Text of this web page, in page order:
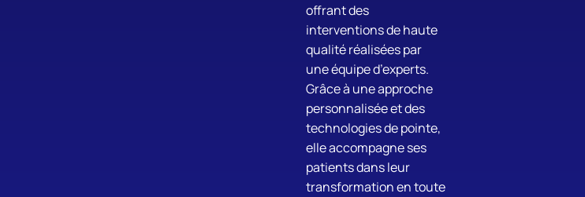
offrant des
interventions de haute
qualité réalisées par
une équipe d’experts.
Grâce à une approche
personnalisée et des
technologies de pointe,
elle accompagne ses
patients dans leur
transformation en toute